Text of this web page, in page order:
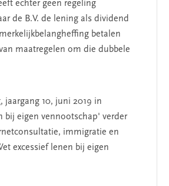
echter geen regeling
de B.V. de lening als dividend
betalen
maatregelen om die dubbele
jaargang 10, juni 2019 in
bij eigen vennootschap' verder
immigratie en
excessief lenen bij eigen